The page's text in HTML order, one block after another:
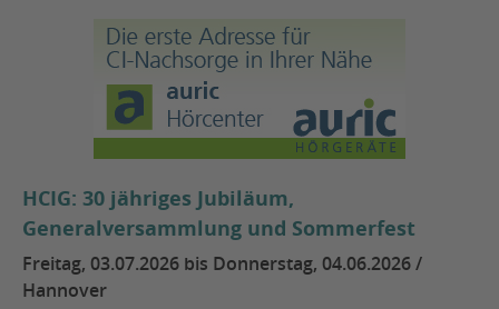
HCIG: 30 jähriges Jubiläum,
Generalversammlung und Sommerfest
Freitag, 03.07.2026 bis Donnerstag, 04.06.2026 /
Hannover